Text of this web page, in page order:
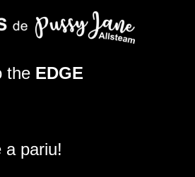
the EDGE
a pariu!